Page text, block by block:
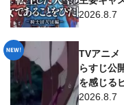
2026.8.7
TVアニメ
らすじ公
を感じる
2026.8.7